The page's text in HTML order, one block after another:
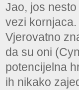
Jao, jos
vezi kornjaca.
Vjerovatno
da su oni
potencijelna
ih nikako